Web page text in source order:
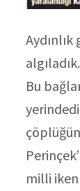
Bu
milli